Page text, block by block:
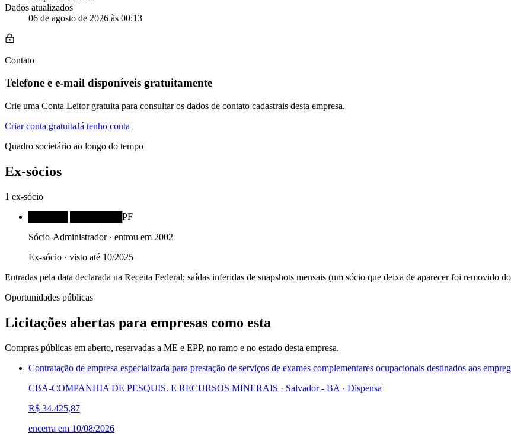
Dados atualizados
06 de agosto de 2026 às 00:13
Contato
Telefone e e-mail disponíveis gratuitamente
Crie uma Conta Leitor gratuita para consultar os dados de contato cadastrais desta empresa.
Criar conta gratuitaJá tenho conta
Quadro societário ao longo do tempo
Ex-sócios
1 ex-sócio
PF
Sócio-Administrador· entrou em 2002
Ex-sócio · visto até 10/2025
Entradas pela data declarada na Receita Federal; saídas inferidas de snapshots mensais (um sócio que deixa de aparecer foi removido
Oportunidades públicas
Licitações abertas para empresas como esta
Compras públicas em aberto, reservadas a ME e EPP, no ramo e no estado desta empresa.
Contratação de empresa especializada para prestação de serviços de exames complementares ocupacionais destinados aos
CBA-COMPANHIA DE PESQUIS. E RECURSOS MINERAIS · Salvador - BA · Dispensa
R$ 34.425,87
encerra em 10/08/2026